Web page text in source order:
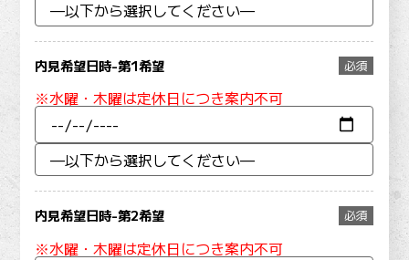
内見希望日時-第1希望 必須
※水曜・木曜は定休日につき案内不可
内見希望日時-第2希望 必須
※水曜・木曜は定休日につき案内不可